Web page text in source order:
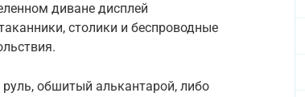
диване дисплей
столики и беспроводные
обшитый алькантарой, либо